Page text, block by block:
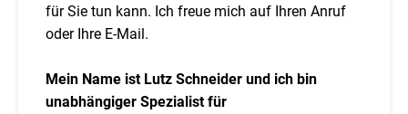
für Sie tun kann. Ich freue mich auf Ihren Anruf
oder Ihre E-Mail.
Mein Name ist Lutz Schneider und ich bin
unabhängiger Spezialist für